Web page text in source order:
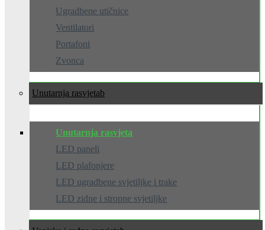
Ugradbene utičnice
Ventilatori
Portafoni
Zvonca
Unutarnja rasvjeta
Unutarnja rasvjeta
LED paneli
LED plafonjere
LED ugradbene svjetiljke i trake
LED zidne i stropne svjetiljke